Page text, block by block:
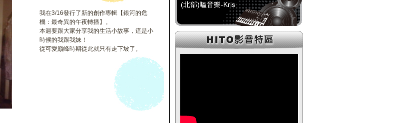
我在3/16發行了新的創作專輯【銀河的危
機：最奇異的午夜轉播】。
本週要跟大家分享我的生活小故事，這是小
時候的我跟我妹！
從可愛巔峰時期從此就只有走下坡了。
(北部)嗑音樂-Kris
【HitFm正在進行】
(聯播)